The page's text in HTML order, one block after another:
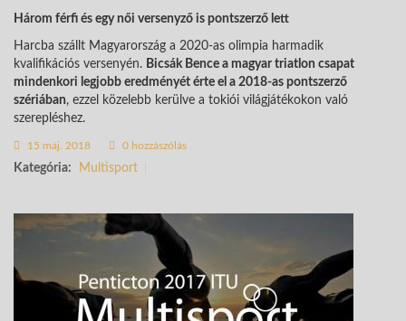
Három férfi és egy női versenyző is pontszerző lett
Harcba szállt Magyarország a 2020-as olimpia harmadik
kvalifikációs versenyén. Bicsák Bence a magyar triatlon csapat
mindenkori legjobb eredményét érte el a 2018-as pontszerző
szériában, ezzel közelebb kerülve a tokiói világjátékokon való
szerepléshez.
15 máj. 2018 0 hozzászólás
Kategória: Multisport